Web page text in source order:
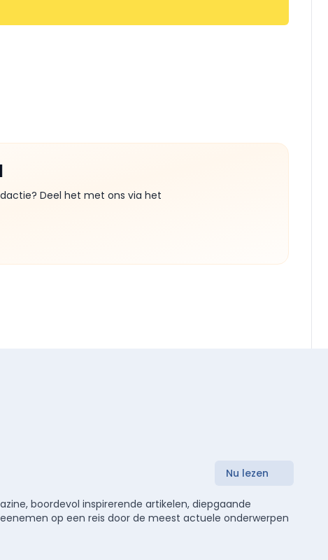
Deel het met ons via het
Nu lezen
boordevol inspirerende artikelen, diepgaande
op een reis door de meest actuele onderwerpen